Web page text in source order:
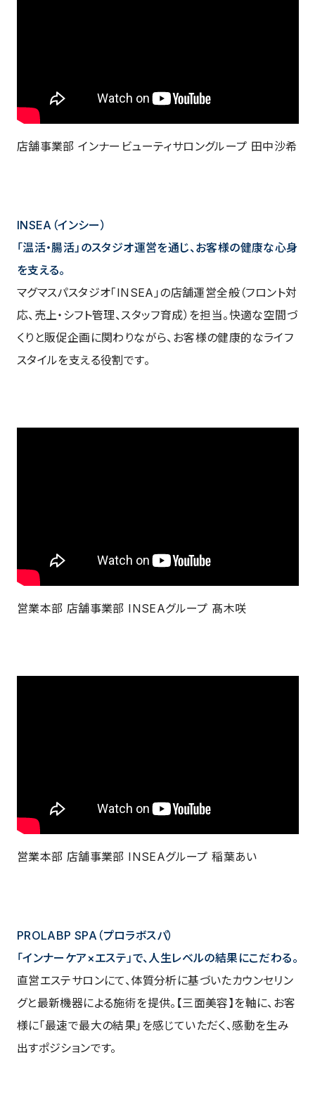
店舗事業部 インナービューティサロングループ 田中沙希
INSEA（インシー）
「温活・腸活」のスタジオ運営を通じ、お客様の健康な心身
を支える。
マグマスパスタジオ「INSEA」の店舗運営全般（フロント対
応、売上・シフト管理、スタッフ育成）を担当。快適な空間づ
くりと販促企画に関わりながら、お客様の健康的なライフ
スタイルを支える役割です。
営業本部 店舗事業部 INSEAグループ 髙木咲
営業本部 店舗事業部 INSEAグループ 稲葉あい
PROLABP SPA（プロラボスパ）
「インナーケア×エステ」で、人生レベルの結果にこだわる。
直営エステサロンにて、体質分析に基づいたカウンセリン
グと最新機器による施術を提供。【三面美容】を軸に、お客
様に「最速で最大の結果」を感じていただく、感動を生み
出すポジションです。